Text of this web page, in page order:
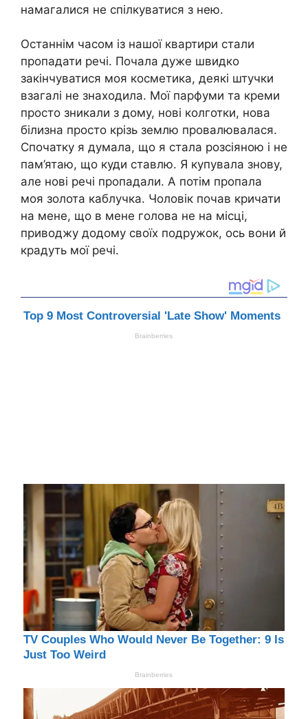
намагалися не спілкуватися з нею.
Останнім часом із нашої квартири стали
пропадати речі. Почала дуже швидко
закінчуватися моя косметика, деякі штучки
взагалі не знаходила. Мої парфуми та креми
просто зникали з дому, нові колготки, нова
білизна просто крізь землю провалювалася.
Спочатку я думала, що я стала розсіяною і не
пам’ятаю, що куди ставлю. Я купувала знову,
але нові речі пропадали. А потім пропала
моя золота каблучка. Чоловік почав кричати
на мене, що в мене голова не на місці,
приводжу додому своїх подружок, ось вони й
крадуть мої речі.